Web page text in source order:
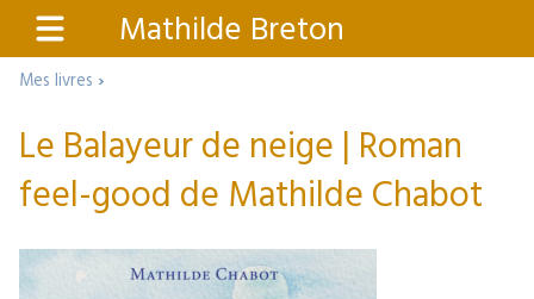
contenu
Mathilde Breton
Menu
Mes livres ›
Le Balayeur de neige | Roman
feel-good de Mathilde Chabot